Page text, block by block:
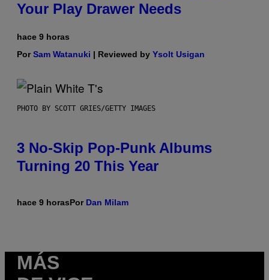
Your Play Drawer Needs
hace 9 horas
PorSam Watanuki | Reviewed by Ysolt Usigan
PHOTO BY SCOTT GRIES/GETTY IMAGES
3 No-Skip Pop-Punk Albums
Turning 20 This Year
hace 9 horasPor Dan Milam
MÁS